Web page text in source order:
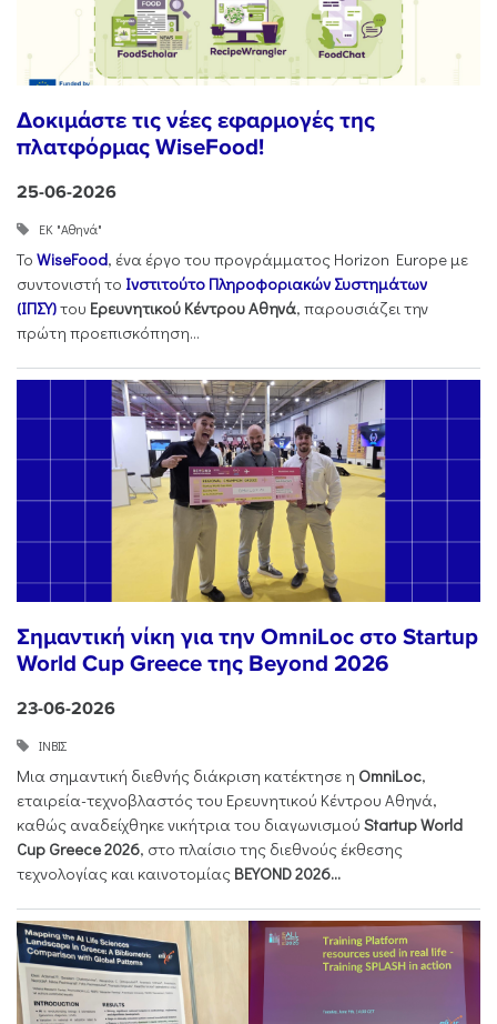
Δοκιμάστε τις νέες εφαρμογές της
πλατφόρμας WiseFood!
25-06-2026
ΕΚ "Αθηνά"
Το WiseFood, ένα έργο του προγράμματος Horizon Europe με
συντονιστή το Ινστιτούτο Πληροφοριακών Συστημάτων
(ΙΠΣΥ)του Ερευνητικού Κέντρου Αθηνά, παρουσιάζει την
πρώτη προεπισκόπηση...
Σημαντική νίκη για την OmniLoc στο Startup
World Cup Greece της Beyond 2026
23-06-2026
ΙΝΒΙΣ
Μια σημαντική διεθνής διάκριση κατέκτησε η OmniLoc,
εταιρεία-τεχνοβλαστός του Ερευνητικού Κέντρου Αθηνά,
καθώς αναδείχθηκε νικήτρια του διαγωνισμού Startup World
Cup Greece 2026, στο πλαίσιο της διεθνούς έκθεσης
τεχνολογίας και καινοτομίας BEYOND 2026...